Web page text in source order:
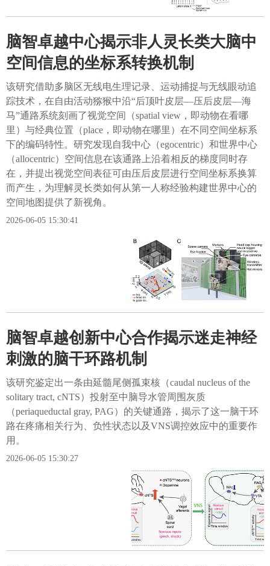
脑智卓越中心揭示非人灵长类大脑中
空间信息的坐标系转换机制
该研究借助多脑区无线电生理记录、运动捕捉与无线眼动追
踪技术，在自由活动猕猴中沿“后顶叶皮层—压后皮层—海
马”通路系统刻画了视觉空间（spatial view，即动物在看哪
里）与经典位置（place，即动物在哪里）在不同空间坐标系
下的编码特性。研究发现自我中心（egocentric）和世界中心
（allocentric）空间信息在该通路上沿着相反的梯度同时存
在，并提出视觉空间表征可由压后皮层进行空间坐标系换算
而产生，为理解灵长类如何从第一人称经验构建世界中心的
空间地图提供了新视角。
2026-06-05 15:30:41
脑智卓越创新中心合作揭示迷走神经
刺激的脑干环路机制
该研究鉴定出一条由延髓尾侧孤束核（caudal nucleus of the
solitary tract, cNTS）投射至中脑导水管周围灰质
（periaqueductal gray, PAG）的关键通路，揭示了这一脑干环
路在疼痛相关行为、负性状态以及VNS调控效应中的重要作
用。
2026-06-05 15:30:27